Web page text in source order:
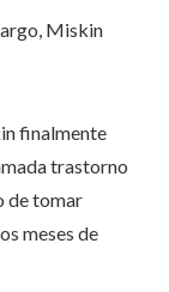
Miskin
finalmente
trastorno
de tomar
meses de